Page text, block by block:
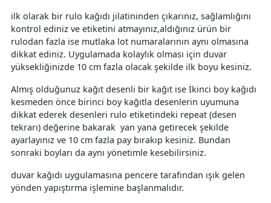
ilk olarak bir rulo kağıdı jilatininden çıkarınız, sağlamlığını
kontrol ediniz ve etiketini atmayınız,aldığınız ürün bir
rulodan fazla ise mutlaka lot numaralarının aynı olmasına
dikkat ediniz. Uygulamada kolaylık olması için duvar
yüksekliğinizde 10 cm fazla olacak şekilde ilk boyu kesiniz.
Almış olduğunuz kağıt desenli bir kağıt ise İkinci boy kağıdı
kesmeden önce birinci boy kağıtla desenlerin uyumuna
dikkat ederek desenleri rulo etiketindeki repeat (desen
tekrarı) değerine bakarak yan yana getirecek şekilde
ayarlayınız ve 10 cm fazla pay bırakıp kesiniz. Bundan
sonraki boyları da aynı yönetimle kesebilirsiniz.
duvar kağıdı uygulamasına pencere tarafından ışık gelen
yönden yapıştırma işlemine başlanmalıdır.